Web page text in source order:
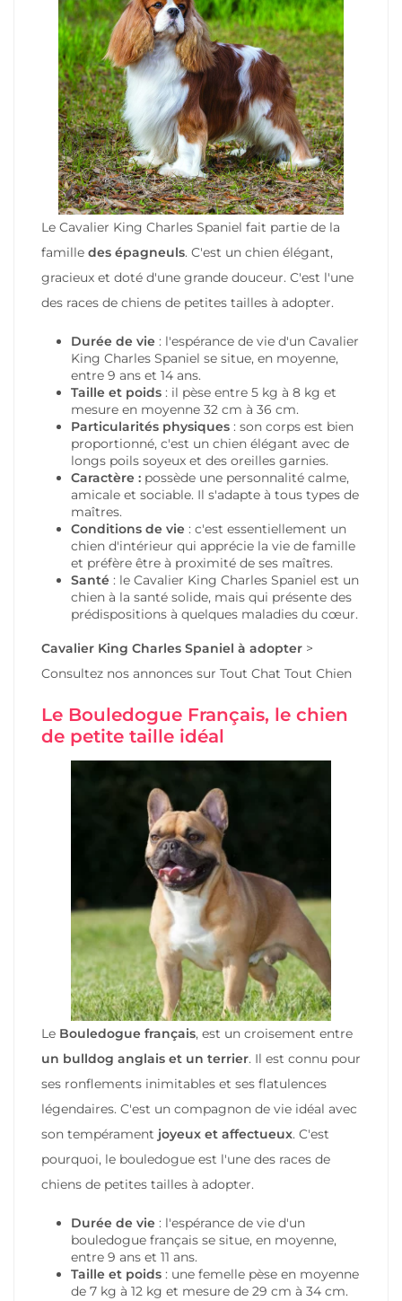
Le Cavalier King Charles Spaniel fait partie de la
famille des épagneuls. C'est un chien élégant,
gracieux et doté d'une grande douceur. C'est l'une
des races de chiens de petites tailles à adopter.
Durée de vie : l'espérance de vie d'un Cavalier
King Charles Spaniel se situe, en moyenne,
entre 9 ans et 14 ans.
Taille et poids: il pèse entre 5 kg à 8 kg et
mesure en moyenne 32 cm à 36 cm.
Particularités physiques: son corps est bien
proportionné, c'est un chien élégant avec de
longs poils soyeux et des oreilles garnies.
Caractère :possède une personnalité calme,
amicale et sociable. Il s'adapte à tous types de
maîtres.
Conditions de vie : c'est essentiellement un
chien d'intérieur qui apprécie la vie de famille
et préfère être à proximité de ses maîtres.
Santé : le Cavalier King Charles Spaniel est un
chien à la santé solide, mais qui présente des
prédispositions à quelques maladies du cœur.
Cavalier King Charles Spaniel à adopter >
Consultez nos annonces sur Tout Chat Tout Chien
Le Bouledogue Français, le chien
de petite taille idéal
Le Bouledogue français, est un croisement entre
un bulldog anglais et un terrier. Il est connu pour
ses ronflements inimitables et ses flatulences
légendaires. C'est un compagnon de vie idéal avec
son tempérament joyeux et affectueux. C'est
pourquoi, le bouledogue est l'une des races de
chiens de petites tailles à adopter.
Durée de vie : l'espérance de vie d'un
bouledogue français se situe, en moyenne,
entre 9 ans et 11 ans.
Taille et poids: une femelle pèse en moyenne
de 7 kg à 12 kg et mesure de 29 cm à 34 cm.